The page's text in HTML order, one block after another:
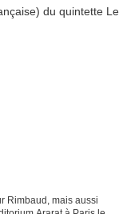
Rimbaud, mais aussi